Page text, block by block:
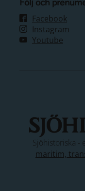
Följ och
Facebook
Instagram
Youtube
Sjöhistoriska -
maritim,